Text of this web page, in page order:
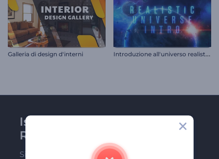
Galleria di design d'interni I
ntroduzione all'universo realistico
Iscriviti alla newsletter di
Renderforest
Sii tra i primi a ricevere le nostre ultime